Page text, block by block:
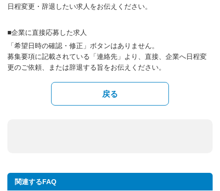
日程変更・辞退したい求人をお伝えください。
■企業に直接応募した求人
「希望日時の確認・修正」ボタンはありません。
募集要項に記載されている「連絡先」より、直接、企業へ日程変
更のご依頼、または辞退する旨をお伝えください。
戻る
関連するFAQ